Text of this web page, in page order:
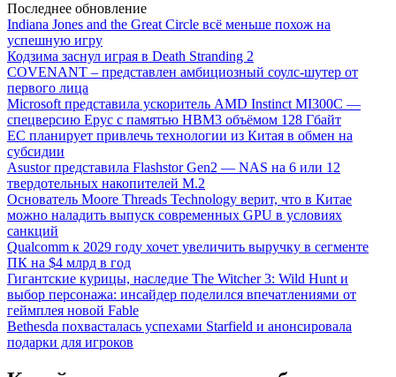
Последнее обновление
Indiana Jones and the Great Circle всё меньше похож на
успешную игру
Кодзима заснул играя в Death Stranding 2
COVENANT – представлен амбициозный соулс-шутер от
первого лица
Microsoft представила ускоритель AMD Instinct MI300C —
спецверсию Epyc с памятью HBM3 объёмом 128 Гбайт
ЕС планирует привлечь технологии из Китая в обмен на
субсидии
Asustor представила Flashstor Gen2 — NAS на 6 или 12
твердотельных накопителей M.2
Основатель Moore Threads Technology верит, что в Китае
можно наладить выпуск современных GPU в условиях
санкций
Qualcomm к 2029 году хочет увеличить выручку в сегменте
ПК на $4 млрд в год
Гигантские курицы, наследие The Witcher 3: Wild Hunt и
выбор персонажа: инсайдер поделился впечатлениями от
геймплея новой Fable
Bethesda похвасталась успехами Starfield и анонсировала
подарки для игроков